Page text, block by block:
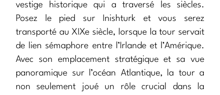
vestige historique qui a traversé les siècles.
Posez le pied sur Inishturk et vous serez
transporté au XIXe siècle, lorsque la tour servait
de lien sémaphore entre l’Irlande et l’Amérique.
Avec son emplacement stratégique et sa vue
panoramique sur l’océan Atlantique, la tour a
non seulement joué un rôle crucial dans la